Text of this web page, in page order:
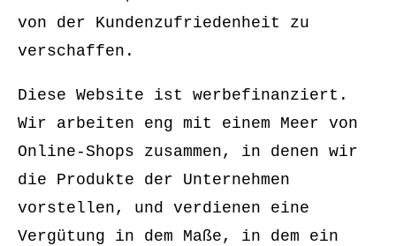
von der Kundenzufriedenheit zu
verschaffen.
Diese Website ist werbefinanziert.
Wir arbeiten eng mit einem Meer von
Online-Shops zusammen, in denen wir
die Produkte der Unternehmen
vorstellen, und verdienen eine
Vergütung in dem Maße, in dem ein